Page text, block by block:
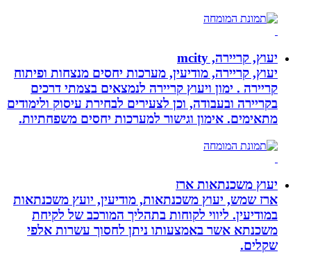
יעוץ, קריירה, mcity
יעוץ, קריירה, מודיעין, מערכות יחסים מנצחות ופיתוח
קריירה . ימון ויעוץ קריירה לנמצאים בצמתי דרכים
בקריירה ובעבודה, וכן לצעירים לבחירת עיסוק ולימודים
מתאימים. אימון וגישור למערכות יחסים משפחתיות.
יעוץ משכנתאות ארז
ארז שמש, יעוץ משכנתאות, מודיעין, יועץ משכנתאות
במודיעין. ליווי לקוחות בתהליך המורכב של לקיחת
משכנתא אשר באמצעותו ניתן לחסוך עשרות אלפי
שקלים.